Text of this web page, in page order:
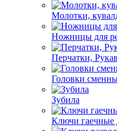
Молотки,
Ножницы для
Перчатки,
Головки
Зубила
Ключи гаечные